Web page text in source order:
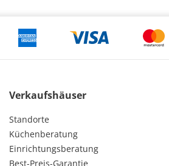
Verkaufshäuser
Standorte
Küchenberatung
Einrichtungsberatung
Best-Preis-Garantie